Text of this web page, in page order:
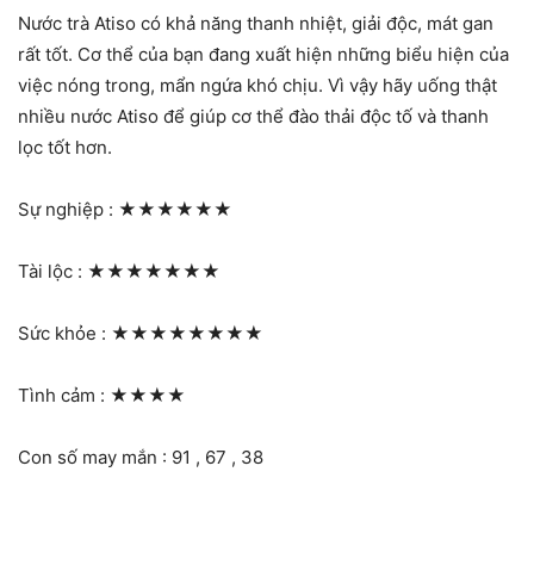
Nước trà Atiso có khả năng thanh nhiệt, giải độc, mát gan
rất tốt. Cơ thể của bạn đang xuất hiện những biểu hiện của
việc nóng trong, mẩn ngứa khó chịu. Vì vậy hãy uống thật
nhiều nước Atiso để giúp cơ thể đào thải độc tố và thanh
lọc tốt hơn.
Sự nghiệp : ★★★★★★
Tài lộc : ★★★★★★★
Sức khỏe : ★★★★★★★★
Tình cảm : ★★★★
Con số may mắn : 91 , 67 , 38